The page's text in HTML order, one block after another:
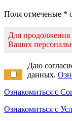
Поля отмеченые *
Для продолжения
Ваших
Даю
данных.
Ознакомиться с
Ознакомиться с